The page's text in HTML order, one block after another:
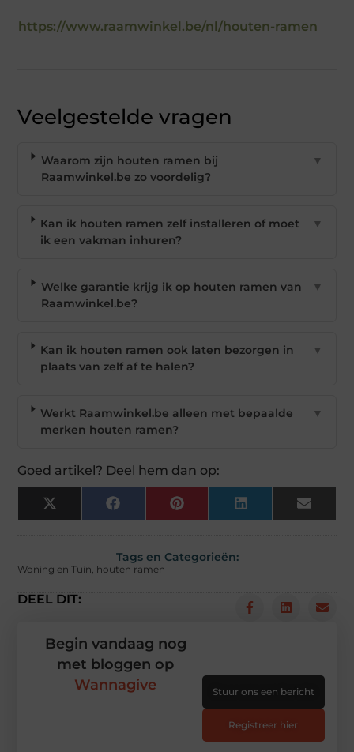
https://www.raamwinkel.be/nl/houten-ramen
Veelgestelde vragen
Waarom zijn houten ramen bij
Raamwinkel.be zo voordelig?
▼
Kan ik houten ramen zelf installeren of moet
ik een vakman inhuren?
▼
Welke garantie krijg ik op houten ramen van
Raamwinkel.be?
▼
Kan ik houten ramen ook laten bezorgen in
plaats van zelf af te halen?
▼
Werkt Raamwinkel.be alleen met bepaalde
merken houten ramen?
▼
Goed artikel? Deel hem dan op:
X
(Twitter)
Facebook Pinterest LinkedIn Email
Tags en Categorieën:
Woning en Tuin, houten ramen
DEEL DIT:
Begin vandaag nog
met bloggen op
Wannagive
Stuur ons een bericht
Registreer hier